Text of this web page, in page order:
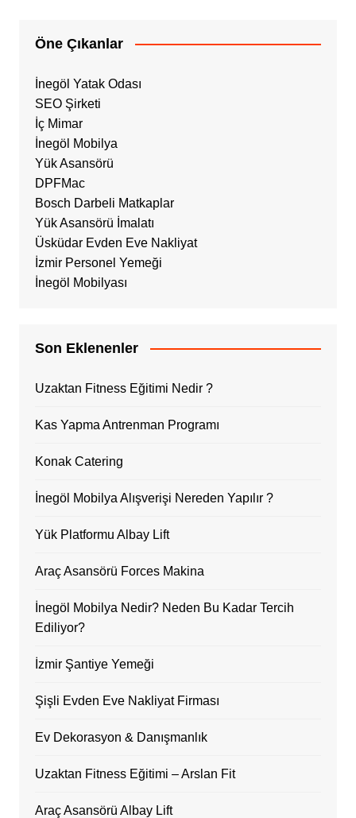
Öne Çıkanlar
İnegöl Yatak Odası
SEO Şirketi
İç Mimar
İnegöl Mobilya
Yük Asansörü
DPFMac
Bosch Darbeli Matkaplar
Yük Asansörü İmalatı
Üsküdar Evden Eve Nakliyat
İzmir Personel Yemeği
İnegöl Mobilyası
Son Eklenenler
Uzaktan Fitness Eğitimi Nedir ?
Kas Yapma Antrenman Programı
Konak Catering
İnegöl Mobilya Alışverişi Nereden Yapılır ?
Yük Platformu Albay Lift
Araç Asansörü Forces Makina
İnegöl Mobilya Nedir? Neden Bu Kadar Tercih
Ediliyor?
İzmir Şantiye Yemeği
Şişli Evden Eve Nakliyat Firması
Ev Dekorasyon & Danışmanlık
Uzaktan Fitness Eğitimi – Arslan Fit
Araç Asansörü Albay Lift